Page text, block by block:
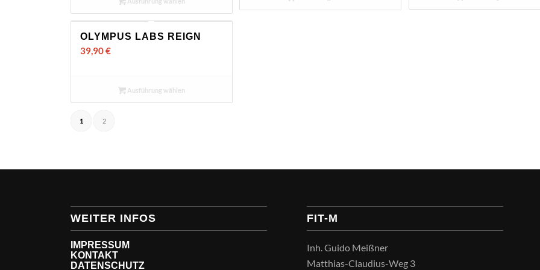
OLYMPUS LABS REIGN
39,90€
Ausführung wählen
1 2
WEITER INFOS
IMPRESSUM
KONTAKT
DATENSCHUTZ
FIT-M
Inh. Guido Meißner
Matthias-Claudius-Weg 3